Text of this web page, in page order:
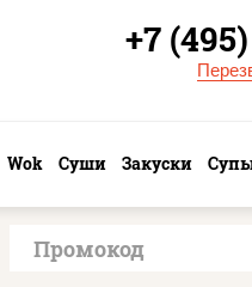
+7
Wok Суши Закуски